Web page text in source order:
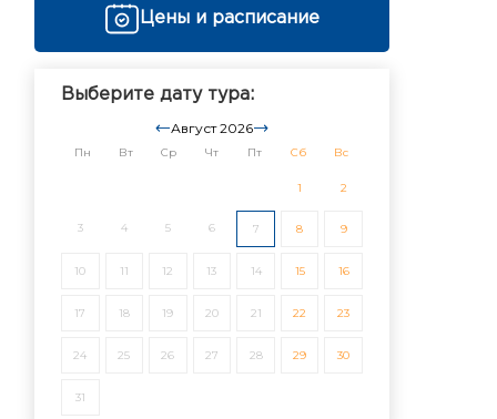
Цены и расписание
Выберите дату тура:
Август 2026
Пн Вт Ср Чт Пт Сб Вс
1 2
3 4 5 6 7 8 9
10 11 12 13 14 15 16
17 18 19 20 21 22 23
24 25 26 27 28 29 30
31